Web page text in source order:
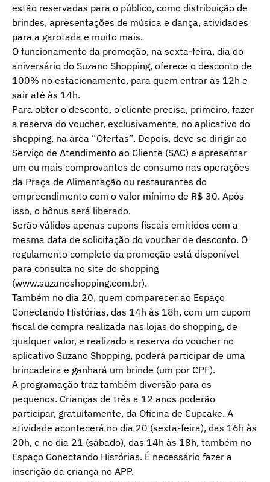
estão reservadas para o público, como distribuição de
brindes, apresentações de música e dança, atividades
para a garotada e muito mais.
O funcionamento da promoção, na sexta-feira, dia do
aniversário do Suzano Shopping, oferece o desconto de
100% no estacionamento, para quem entrar às 12h e
sair até às 14h.
Para obter o desconto, o cliente precisa, primeiro, fazer
a reserva do voucher, exclusivamente, no aplicativo do
shopping, na área “Ofertas”. Depois, deve se dirigir ao
Serviço de Atendimento ao Cliente (SAC) e apresentar
um ou mais comprovantes de consumo nas operações
da Praça de Alimentação ou restaurantes do
empreendimento com o valor mínimo de R$ 30. Após
isso, o bônus será liberado.
Serão válidos apenas cupons fiscais emitidos com a
mesma data de solicitação do voucher de desconto. O
regulamento completo da promoção está disponível
para consulta no site do shopping
(www.suzanoshopping.com.br).
Também no dia 20, quem comparecer ao Espaço
Conectando Histórias, das 14h às 18h, com um cupom
fiscal de compra realizada nas lojas do shopping, de
qualquer valor, e realizado a reserva do voucher no
aplicativo Suzano Shopping, poderá participar de uma
brincadeira e ganhará um brinde (um por CPF).
A programação traz também diversão para os
pequenos. Crianças de três a 12 anos poderão
participar, gratuitamente, da Oficina de Cupcake. A
atividade acontecerá no dia 20 (sexta-feira), das 16h às
20h, e no dia 21 (sábado), das 14h às 18h, também no
Espaço Conectando Histórias. É necessário fazer a
inscrição da criança no APP.